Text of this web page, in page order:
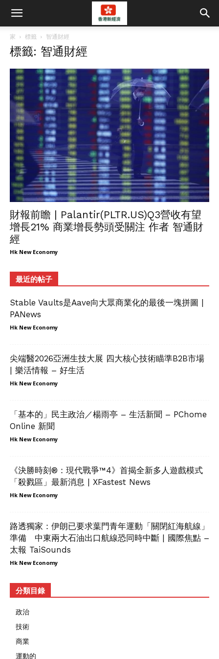
家 標籤 智通財經
標籤: 智通財經
財報前瞻 | Palantir(PLTR.US)Q3營收有望
增長21% 商業增長勢頭受關注 作者 智通財
經
Hk New Economy
最近的帖子
Stable Vaults是Aave向大眾商業化的最後一塊拼圖 |
PANews
Hk New Economy
尖端醫2026亞洲生技大展 四大核心技術瞄準B2B市場
| 樂活情報 – 好生活
Hk New Economy
「基本的」民主政治／楊雨亭 – 生活新聞 – PChome
Online 新聞
Hk New Economy
《決勝時刻®：現代戰爭™4》首揭全新多人遊戲模式
「殺戮區」最新消息 | XFastest News
Hk New Economy
路透獨家：伊朗已要求葉門青年運動「關閉紅海航線」
準備 中東兩大石油出口航線恐同時中斷 | 國際焦點 –
太報 TaiSounds
Hk New Economy
分類目錄
政治
技術
商業
運動的